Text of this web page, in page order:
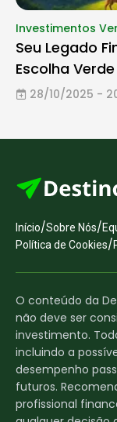
Investimentos
Seu Legado
Escolha Verde
28/10/2025 -
Início/Sobre Nós/
Política de Cookies/
O conteúdo da
não deve ser
investimento.
incluindo a
desempenho
futuros.
profissional